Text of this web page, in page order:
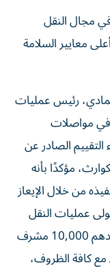
مجال النقل
معايير السلامة
رئيس عمليات
في مواصلات
التقييم الصادر عن
مؤكدًا بأنه
من خلال الإيعاز
عمليات النقل
اليوم أكثر من 10,000 سائق مؤهل، تساندهم 10,000 مشرف
كافة الظروف،